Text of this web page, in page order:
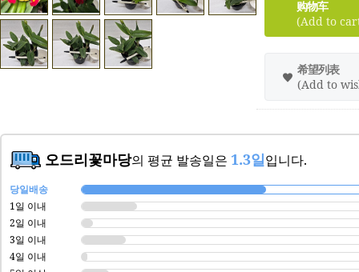
购物车
(Add to
希望列表
(Add to
오드리꽃마당의 평균 발송일은 1.3일입니다.
당일배송
1일 이내
2일 이내
3일 이내
4일 이내